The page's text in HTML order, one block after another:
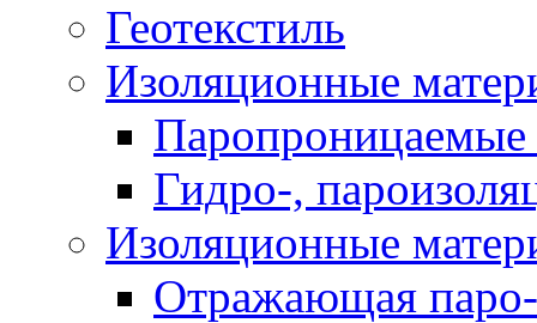
Геотекстиль
Изоляционные
Гидро-,
Изоляционные
Отражающая